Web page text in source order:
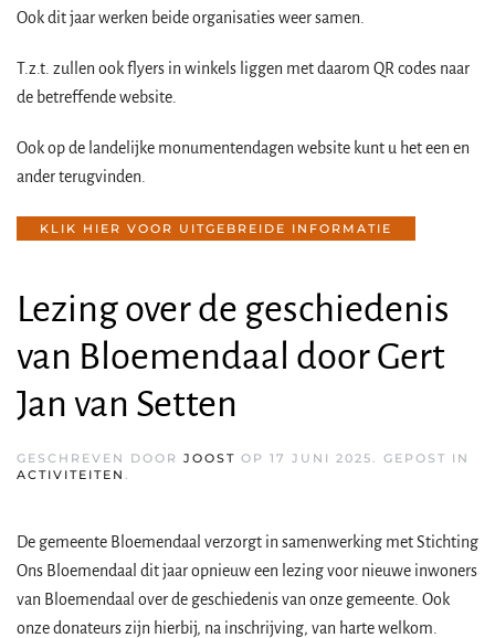
Ook dit jaar werken beide organisaties weer samen.
T.z.t. zullen ook flyers in winkels liggen met daarom QR codes naar
de betreffende website.
Ook op de landelijke monumentendagen website kunt u het een en
ander terugvinden.
KLIK HIER VOOR UITGEBREIDE INFORMATIE
Lezing over de geschiedenis
van Bloemendaal door Gert
Jan van Setten
GESCHREVEN DOOR JOOST OP 17 JUNI 2025. GEPOST IN
ACTIVITEITEN .
De gemeente Bloemendaal verzorgt in samenwerking met Stichting
Ons Bloemendaal dit jaar opnieuw een lezing voor nieuwe inwoners
van Bloemendaal over de geschiedenis van onze gemeente. Ook
onze donateurs zijn hierbij, na inschrijving, van harte welkom.